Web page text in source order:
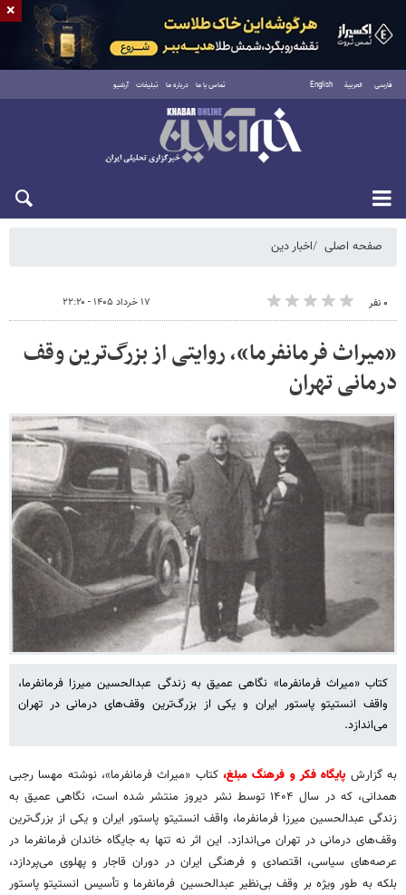
فارسی العربية English تماس با ما درباره ما تبلیغات آرشیو
جمعه ۱۶ مرداد ۱۴۰۵
صفحه اصلی اخبار دین
۰ نفر ۱۷ خرداد ۱۴۰۵ - ۲۲:۲۰
«میراث فرمانفرما»، روایتی از بزرگ‌ترین وقف
درمانی تهران
کتاب «میراث فرمانفرما» نگاهی عمیق به زندگی عبدالحسین میرزا فرمانفرما،
واقف انستیتو پاستور ایران و یکی از بزرگ‌ترین وقف‌های درمانی در تهران
می‌اندازد.
به گزارش پایگاه فکر و فرهنگ مبلغ، کتاب «میراث فرمانفرما»، نوشته مهسا رجبی
همدانی، که در سال ۱۴۰۴ توسط نشر دیروز منتشر شده است، نگاهی عمیق به
زندگی عبدالحسین میرزا فرمانفرما، واقف انستیتو پاستور ایران و یکی از بزرگ‌ترین
وقف‌های درمانی در تهران می‌اندازد. این اثر نه تنها به جایگاه خاندان فرمانفرما در
عرصه‌های سیاسی، اقتصادی و فرهنگی ایران در دوران قاجار و پهلوی می‌پردازد،
بلکه به طور ویژه بر وقف بی‌نظیر عبدالحسین فرمانفرما و تأسیس انستیتو پاستور
×